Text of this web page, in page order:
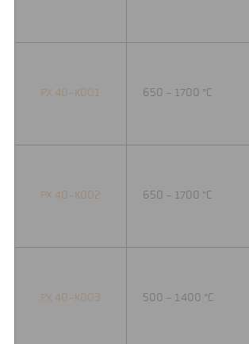
PX 40-K001 650 - 1700 °C
PX 40-K002 650 - 1700 °C
PX 40-K003 500 - 1400 °C